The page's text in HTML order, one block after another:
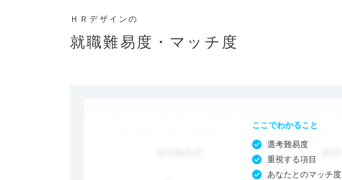
ＨＲデザインの
就職難易度・マッチ度
ここでわかること
選考難易度
重視する項目
あなたとのマッチ度